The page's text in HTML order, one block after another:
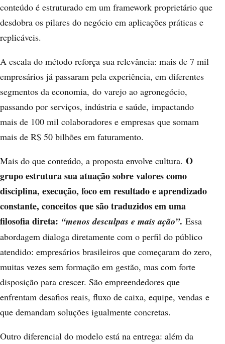
conteúdo é estruturado em um framework proprietário que
desdobra os pilares do negócio em aplicações práticas e
replicáveis.
A escala do método reforça sua relevância: mais de 7 mil
empresários já passaram pela experiência, em diferentes
segmentos da economia, do varejo ao agronegócio,
passando por serviços, indústria e saúde, impactando
mais de 100 mil colaboradores e empresas que somam
mais de R$ 50 bilhões em faturamento.
Mais do que conteúdo, a proposta envolve cultura. O
grupo estrutura sua atuação sobre valores como
disciplina, execução, foco em resultado e aprendizado
constante, conceitos que são traduzidos em uma
filosofia direta: “menos desculpas e mais ação”. Essa
abordagem dialoga diretamente com o perfil do público
atendido: empresários brasileiros que começaram do zero,
muitas vezes sem formação em gestão, mas com forte
disposição para crescer. São empreendedores que
enfrentam desafios reais, fluxo de caixa, equipe, vendas e
que demandam soluções igualmente concretas.
Outro diferencial do modelo está na entrega: além da